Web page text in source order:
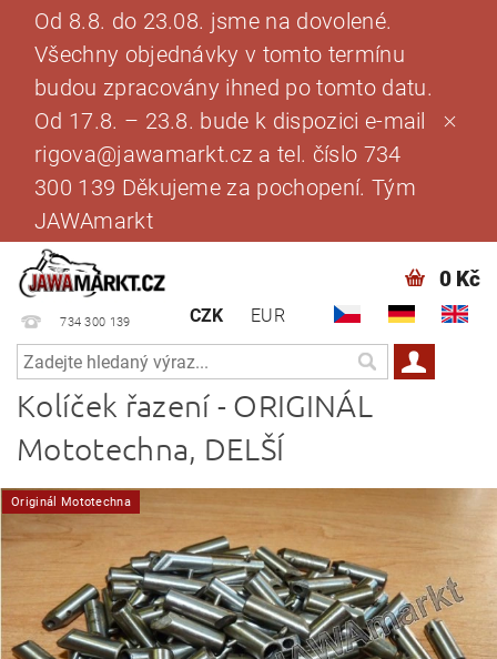
Od 8.8. do 23.08. jsme na dovolené.
Všechny objednávky v tomto termínu
budou zpracovány ihned po tomto datu.
Od 17.8. – 23.8. bude k dispozici e-mail
rigova@jawamarkt.cz a tel. číslo 734
300 139 Děkujeme za pochopení. Tým
JAWAmarkt
734 300 139 CZK EUR
0 Kč
Kolíček řazení - ORIGINÁL
Mototechna, DELŠÍ
Originál Mototechna